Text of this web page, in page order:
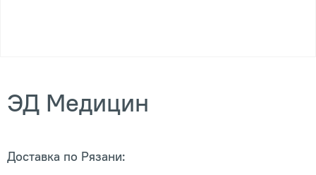
ЭД Медицин
Доставка по Рязани: